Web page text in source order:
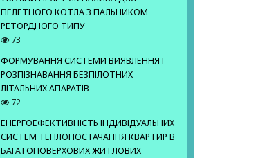
ПЕЛЕТНОГО КОТЛА З ПАЛЬНИКОМ
РЕТОРДНОГО ТИПУ
73
ФОРМУВАННЯ СИСТЕМИ ВИЯВЛЕННЯ І
РОЗПІЗНАВАННЯ БЕЗПІЛОТНИХ
ЛІТАЛЬНИХ АПАРАТІВ
72
ЕНЕРГОЕФЕКТИВНІСТЬ ІНДИВІДУАЛЬНИХ
СИСТЕМ ТЕПЛОПОСТАЧАННЯ КВАРТИР В
БАГАТОПОВЕРХОВИХ ЖИТЛОВИХ